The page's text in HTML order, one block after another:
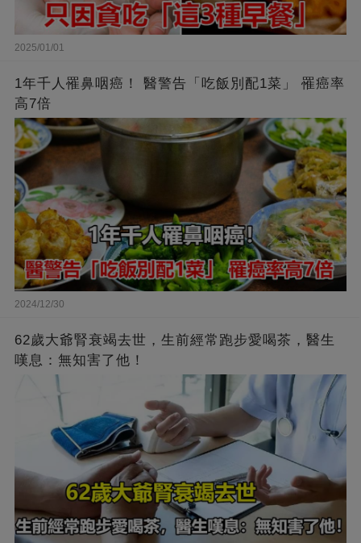
2025/01/01
1年千人罹鼻咽癌！ 醫警告「吃飯別配1菜」 罹癌率
高7倍
2024/12/30
62歲大爺腎衰竭去世，生前經常跑步愛喝茶，醫生
嘆息：無知害了他！